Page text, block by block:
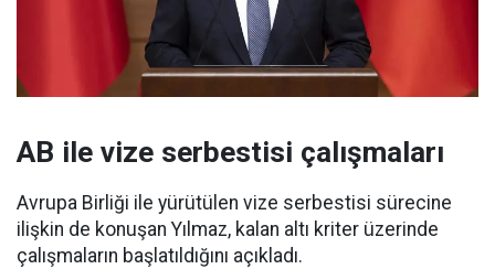
AB ile vize serbestisi çalışmaları
Avrupa Birliği ile yürütülen vize serbestisi sürecine
ilişkin de konuşan Yılmaz, kalan altı kriter üzerinde
çalışmaların başlatıldığını açıkladı.